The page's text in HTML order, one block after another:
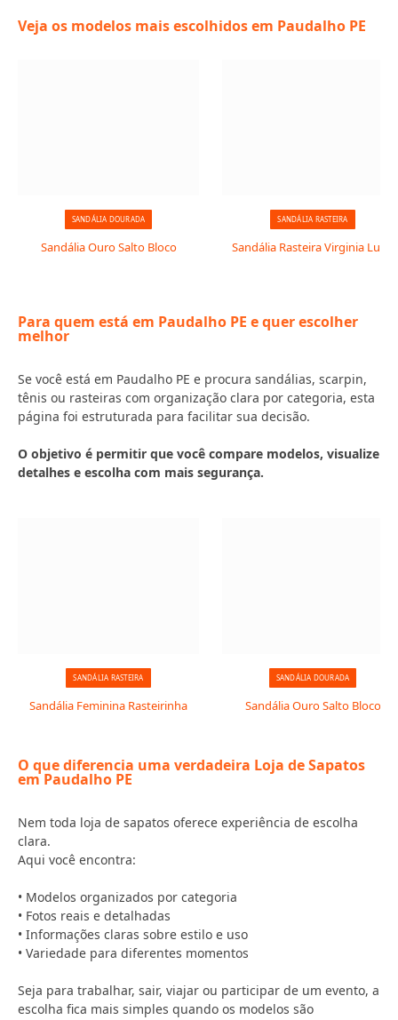
Veja os modelos mais escolhidos em Paudalho PE
SANDÁLIA DOURADA
Sandália Ouro Salto Bloco
SANDÁLIA RASTEIRA
Sandália Rasteira Virginia Luxo
Para quem está em Paudalho PE e quer escolher
melhor
Se você está em Paudalho PE e procura sandálias, scarpin,
tênis ou rasteiras com organização clara por categoria, esta
página foi estruturada para facilitar sua decisão.
O objetivo é permitir que você compare modelos, visualize
detalhes e escolha com mais segurança.
SANDÁLIA RASTEIRA
Sandália Feminina Rasteirinha
SANDÁLIA DOURADA
Sandália Ouro Salto Bloco
O que diferencia uma verdadeira Loja de Sapatos
em Paudalho PE
Nem toda loja de sapatos oferece experiência de escolha
clara.
Aqui você encontra:
• Modelos organizados por categoria
• Fotos reais e detalhadas
• Informações claras sobre estilo e uso
• Variedade para diferentes momentos
Seja para trabalhar, sair, viajar ou participar de um evento, a
escolha fica mais simples quando os modelos são